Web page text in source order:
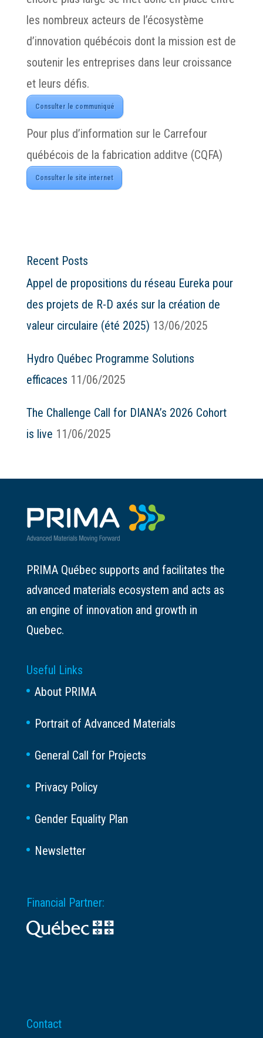
les nombreux acteurs de l’écosystème
d’innovation québécois dont la mission est de
soutenir les entreprises dans leur croissance
et leurs défis.
Consulter le communiqué
Pour plus d’information sur le Carrefour
québécois de la fabrication additve (CQFA)
Consulter le site internet
Recent Posts
Appel de propositions du réseau Eureka pour
des projets de R-D axés sur la création de
valeur circulaire (été 2025) 13/06/2025
Hydro Québec Programme Solutions
efficaces 11/06/2025
The Challenge Call for DIANA’s 2026 Cohort
is live 11/06/2025
PRIMA Québec supports and facilitates the
advanced materials ecosystem and acts as
an engine of innovation and growth in
Quebec.
Useful Links
About PRIMA
Portrait of Advanced Materials
General Call for Projects
Privacy Policy
Gender Equality Plan
Newsletter
Financial Partner:
Contact